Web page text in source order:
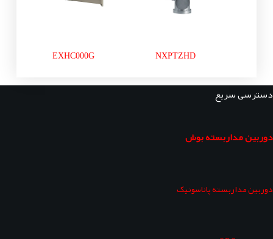
NXPTZHD
EXHC000G
دسترسی سریع
دوربین مداربسته بوش
دوربین مداربسته پاناسونیک